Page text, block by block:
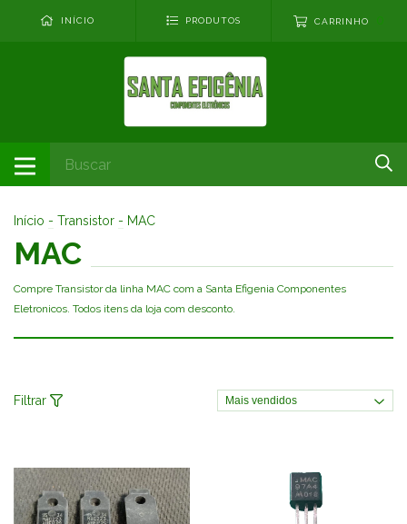
INÍCIO PRODUTOS CARRINHO
Início - Transistor - MAC
MAC
Compre Transistor da linha MAC com a Santa Efigenia Componentes
Eletronicos. Todos itens da loja com desconto.
Filtrar